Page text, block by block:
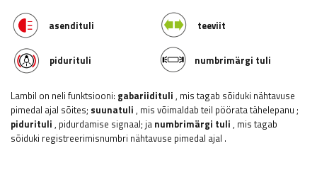
asendituli teeviit
pidurituli numbrimärgi tuli
Lambil on neli funktsiooni: gabariidituli , mis tagab sõiduki nähtavuse
pimedal ajal sõites; suunatuli , mis võimaldab teil pöörata tähelepanu ;
pidurituli , pidurdamise signaal; ja numbrimärgi tuli , mis tagab
sõiduki registreerimisnumbri nähtavuse pimedal ajal .